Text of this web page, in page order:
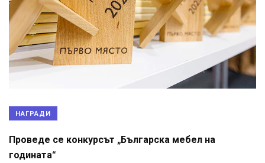
НАГРАДИ
Проведе се конкурсът „Българска мебел на
годината“